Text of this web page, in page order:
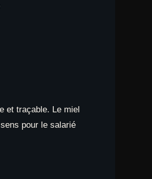
et traçable. Le miel
pour le salarié